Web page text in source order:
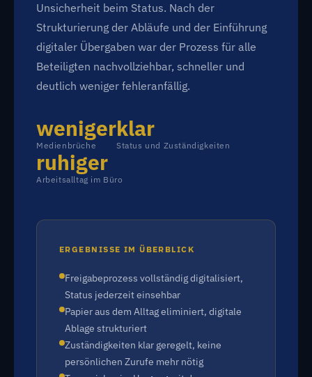
Unsicherheit beim Status. Nach der
Strukturierung der Abläufe und der Einführung
digitaler Übergaben war der Prozess für alle
Beteiligten nachvollziehbar, schneller und
deutlich weniger fehleranfällig.
weniger
Medienbrüche
klar
Status und Zuständigkeiten
ruhiger
Arbeitsalltag im Büro
ERGEBNISSE IM ÜBERBLICK
Freigabeprozess vollständig digitalisiert,
Status jederzeit einsehbar
Papier aus dem Alltag eliminiert, digitale
Ablage strukturiert
Zuständigkeiten klar geregelt, keine
persönlichen Zurufe mehr nötig